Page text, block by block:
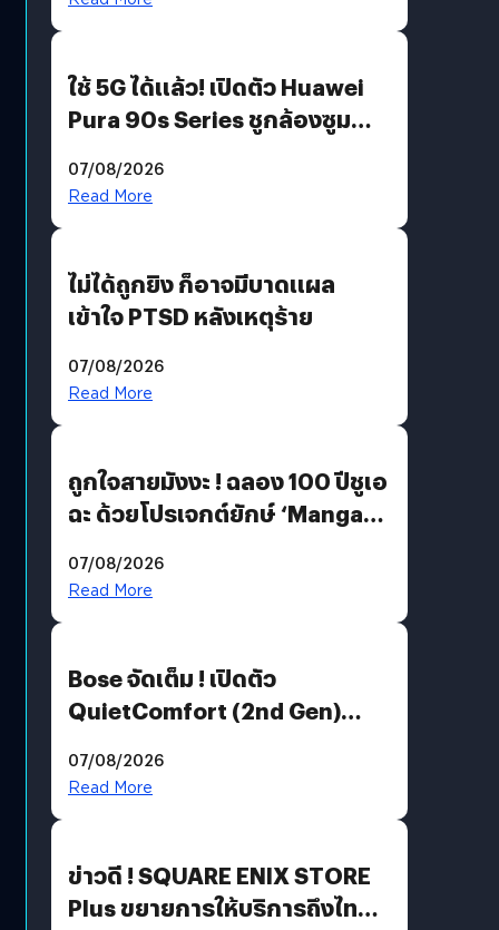
ใช้ 5G ได้แล้ว! เปิดตัว Huawei
Pura 90s Series ชูกล้องซูม
07/08/2026
Read More
ไม่ได้ถูกยิง ก็อาจมีบาดแผล
เข้าใจ PTSD หลังเหตุร้าย
07/08/2026
Read More
ถูกใจสายมังงะ ! ฉลอง 100 ปีชูเอ
ฉะ ด้วยโปรเจกต์ยักษ์ ‘Manga
มีภาษาไทยด้วย
07/08/2026
Read More
Bose จัดเต็ม ! เปิดตัว
QuietComfort (2nd Gen)
07/08/2026
Read More
ข่าวดี ! SQUARE ENIX STORE
Plus ขยายการให้บริการถึงไทย